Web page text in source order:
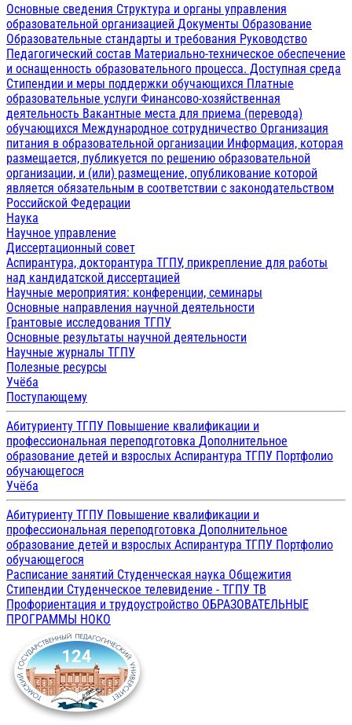
Основные сведения Структура и органы управления
образовательной организацией Документы Образование
Образовательные стандарты и требования Руководство
Педагогический состав Материально-техническое обеспечение
и оснащенность образовательного процесса. Доступная среда
Стипендии и меры поддержки обучающихся Платные
образовательные услуги Финансово-хозяйственная
деятельность Вакантные места для приема (перевода)
обучающихся Международное сотрудничество Организация
питания в образовательной организации Информация, которая
размещается, публикуется по решению образовательной
организации, и (или) размещение, опубликование которой
является обязательным в соответствии с законодательством
Российской Федерации
Наука
Научное управление
Диссертационный совет
Аспирантура, докторантура ТГПУ, прикрепление для работы
над кандидатской диссертацией
Научные мероприятия: конференции, семинары
Основные направления научной деятельности
Грантовые исследования ТГПУ
Основные результаты научной деятельности
Научные журналы ТГПУ
Полезные ресурсы
Учёба
Поступающему
Абитуриенту ТГПУ Повышение квалификации и
профессиональная переподготовка Дополнительное
образование детей и взрослых Аспирантура ТГПУ Портфолио
обучающегося
Учёба
Абитуриенту ТГПУ Повышение квалификации и
профессиональная переподготовка Дополнительное
образование детей и взрослых Аспирантура ТГПУ Портфолио
обучающегося
Расписание занятий Студенческая наука Общежития
Стипендии Студенческое телевидение - ТГПУ ТВ
Профориентация и трудоустройство ОБРАЗОВАТЕЛЬНЫЕ
ПРОГРАММЫ НОКО